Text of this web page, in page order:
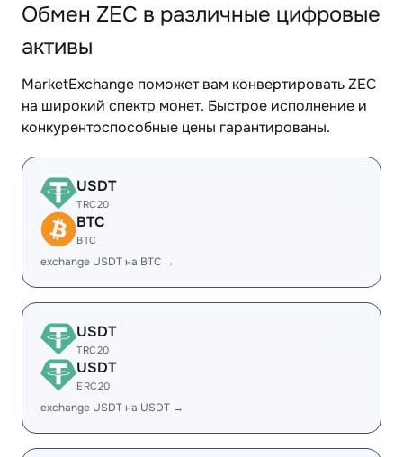
Обмен ZEC в различные цифровые
активы
MarketExchange поможет вам конвертировать ZEC
на широкий спектр монет. Быстрое исполнение и
конкурентоспособные цены гарантированы.
USDT
TRC20
BTC
BTC
exchange USDT на BTC →
USDT
TRC20
USDT
ERC20
exchange USDT на USDT →